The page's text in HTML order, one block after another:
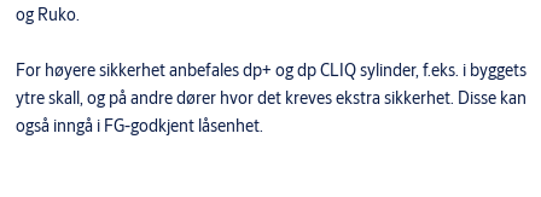
og Ruko.
For høyere sikkerhet anbefales dp+ og dp CLIQ sylinder, f.eks. i byggets
ytre skall, og på andre dører hvor det kreves ekstra sikkerhet. Disse kan
også inngå i FG-godkjent låsenhet.